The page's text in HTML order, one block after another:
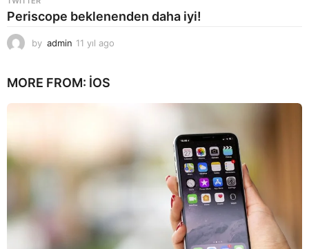
Periscope beklenenden daha iyi!
by admin 11 yıl ago
MORE FROM: İOS